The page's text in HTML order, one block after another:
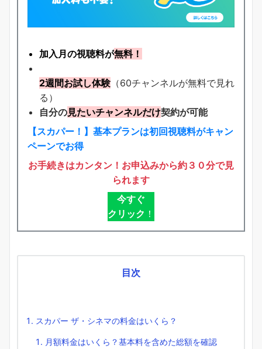
加入月の視聴料が無料！
2週間お試し体験（60チャンネルが無料で見れ
る）
自分の見たいチャンネルだけ契約が可能
【スカパー！】基本プランは初回視聴料がキャン
ペーンでお得
お手続きはカンタン！お申込みから約３０分で見
られます
今すぐ
クリック ！
目次
スカパー ザ・シネマの料金はいくら？
月額料金はいくら？基本料を含めた総額を確認